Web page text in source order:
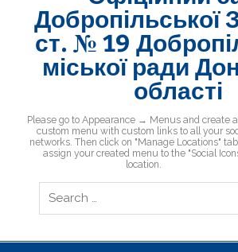
Добропільської
ст. № 19
міської ради
області
Добропільська ЗОШ № 19
Please go to Appearance → Menus and create
custom menu with custom links to all your
networks. Then click on "Manage Locations"
assign your created menu to the "Social
location.